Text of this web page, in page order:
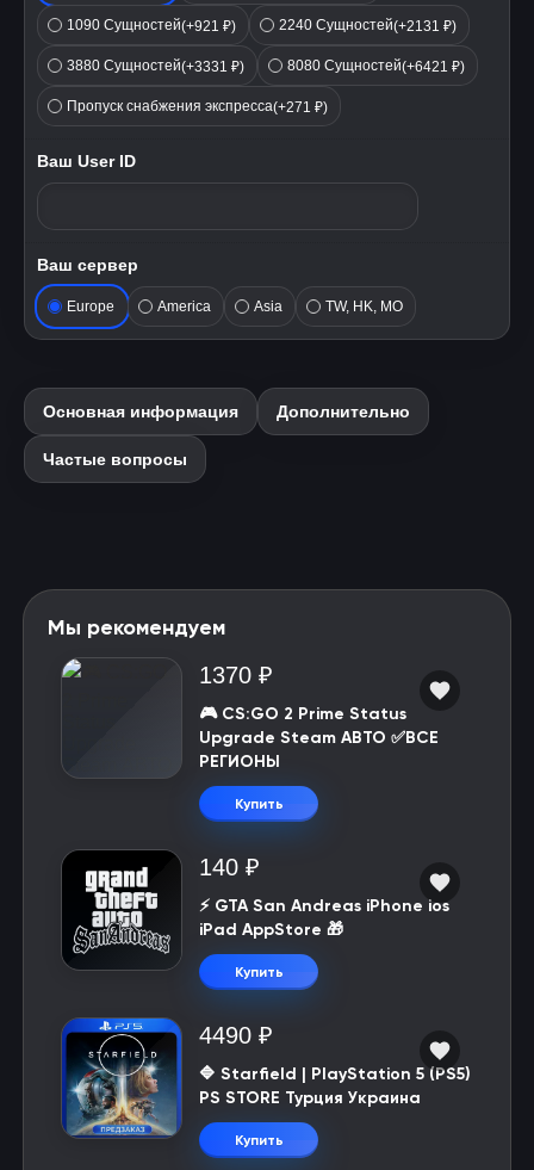
1090 Сущностей(+921 ₽) 2240 Сущностей(+2131 ₽)
3880 Сущностей(+3331 ₽) 8080 Сущностей(+6421 ₽)
Пропуск снабжения экспресса(+271 ₽)
Ваш User ID
Ваш сервер
Europe America Asia TW, HK, MO
Основная информация Дополнительно
Частые вопросы
Мы рекомендуем
1370 ₽
🎮 CS:GO 2 Prime Status
Upgrade Steam АВТО ✅ВСЕ
РЕГИОНЫ
Купить
140 ₽
⚡️ GTA San Andreas iPhone ios
iPad AppStore 🎁
Купить
4490 ₽
🔷 Starfield | PlayStation 5 (PS5)
PS STORE Турция Украина
Купить